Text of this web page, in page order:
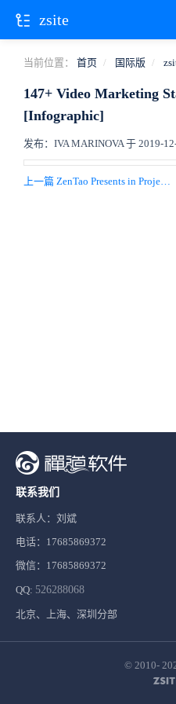
当前位置： 首页 国际版
147+ Video Marketing
[Infographic]
发布：IVA MARINOVA 于 2019-
上一篇 ZenTao Presents in Project Management(Vietnam)
zsite
联系我们
联系人：刘斌
电话：17685869372
微信：17685869372
QQ: 526288068
北京、上海、深圳分部
© 2010-